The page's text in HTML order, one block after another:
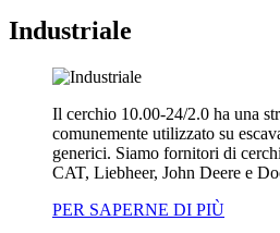
Industriale
Il cerchio 10.00-24/2.0 ha una
comunemente utilizzato su
generici. Siamo fornitori di
CAT, Liebheer, John Deere e
PER SAPERNE DI PIÙ